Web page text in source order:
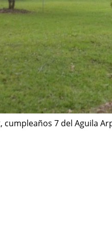
cumpleaños 7 del Aguila